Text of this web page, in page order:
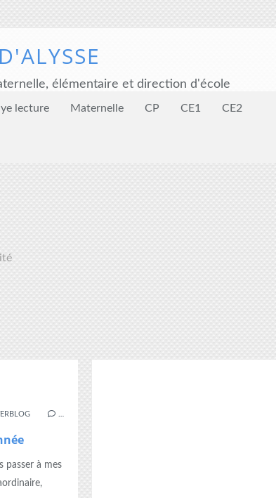
élémentaire et direction d'école
lecture Maternelle CP CE1 CE2
passer à mes